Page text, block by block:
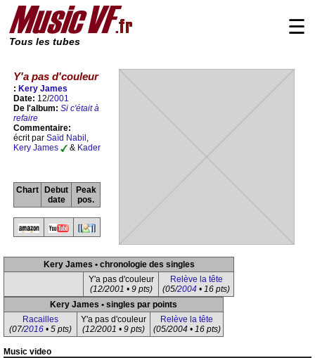
Tous les tubes
☰
Y'a pas d'couleur
: Kery James
Date: 12/2001
De l'album: Si c'était à
refaire
Commentaire:
écrit par Saïd Nabil ,
Kery James
& Kader
Chart
Debut
date
Peak
pos.
Kery James • chronologie des singles
Y'a pas d'couleur
(12/2001 • 9 pts)
Relève la tête
(05/2004 • 16 pts)
Kery James • singles par points
Racailles
(07/2016 • 5 pts)
Y'a pas d'couleur
(12/2001 • 9 pts)
Relève la tête
(05/2004 • 16 pts)
Music video